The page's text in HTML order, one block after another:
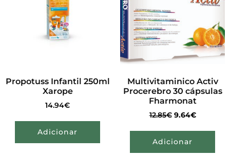
Propotuss Infantil 250ml
Xarope
14.94€
Adicionar
Multivitaminico Activ
Procerebro 30 cápsulas
Fharmonat
12.85€ 9.64€
Adicionar